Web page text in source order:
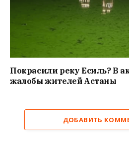
Покрасили реку Есиль? В
жалобы жителей Астаны
ДОБАВИТЬ